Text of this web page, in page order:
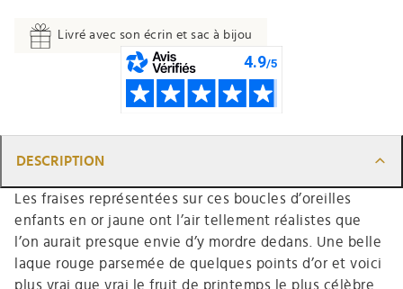
Livré avec son écrin et sac à bijou
DESCRIPTION
Les fraises représentées sur ces boucles d’oreilles
enfants en or jaune ont l’air tellement réalistes que
l’on aurait presque envie d’y mordre dedans. Une belle
laque rouge parsemée de quelques points d’or et voici
plus vrai que vrai le fruit de printemps le plus célèbre